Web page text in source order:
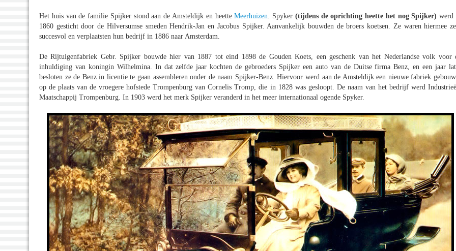
Het huis van de familie Spijker stond aan de Amsteldijk en heetteMeerhuizen . Spyker (tijdens de oprichting heette het nog Spijker) werd
1860 gesticht door de Hilversumse smeden Hendrik-Jan en Jacobus Spijker. Aanvankelijk bouwden de broers koetsen. Ze waren hiermee
succesvol en verplaatsten hun bedrijf in 1886 naar Amsterdam.
De Rijtuigenfabriek Gebr. Spijker bouwde hier van 1887 tot eind 1898 de Gouden Koets, een geschenk van het Nederlandse volk voor
inhuldiging van koningin Wilhelmina. In dat zelfde jaar kochten de gebroeders Spijker een auto van de Duitse firma Benz, en een jaar
besloten ze de Benz in licentie te gaan assembleren onder de naam Spijker-Benz. Hiervoor werd aan de Amsteldijk een nieuwe fabriek
op de plaats van de vroegere hofstede Trompenburg van Cornelis Tromp, die in 1828 was gesloopt. De naam van het bedrijf werd
Maatschappij Trompenburg. In 1903 werd het merk Spijker veranderd in het meer internationaal ogende Spyker.